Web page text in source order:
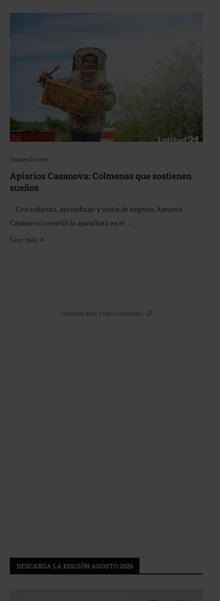
Emprendedores
Apiarios Casanova: Colmenas que sostienen
sueños
Con esfuerzo, aprendizaje y visión de negocio, Apiarios
Casanova convirtió la apicultura en el …
Leer más
CARGAR MÁS PUBLICACIONES
DESCARGA LA EDICIÓN AGOSTO 2026